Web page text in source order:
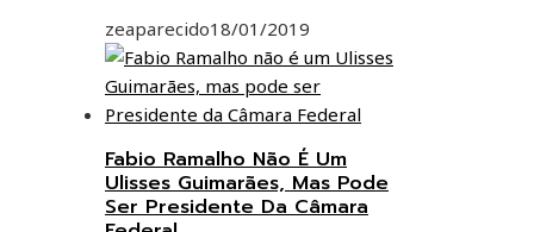
zeaparecido18/01/2019
Fabio Ramalho Não É Um
Ulisses Guimarães, Mas Pode
Ser Presidente Da Câmara